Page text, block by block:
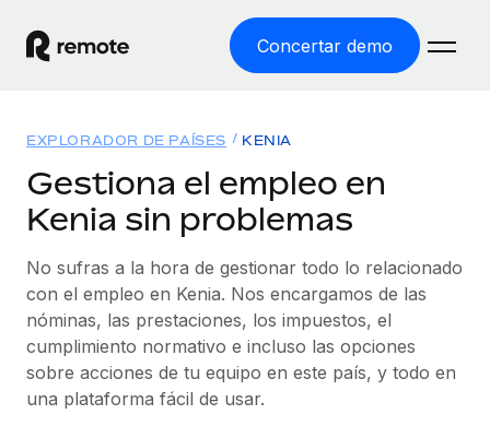
Concertar demo
EMPLEO GLOBAL
Nómina global
Gestiona las nóminas de forma sencilla y conforme a la
legalidad.
Employer of Record
Expándete en todo el mundo sin gastar en entidades.
Soluciones
COBERTURA MUNDIAL
Explorador de países
Consulta el soporte del empleo global según el país.
Explorador estatal de EE. UU.
Simplifica la contratación en todos los estados de EE.
Recursos
HERRAMIENTAS Y CALCULADORAS
Calculadora del riesgo de clasificación errónea
Consulta el riesgo de clasificación errónea por país.
Precios
EXPLORADOR DE PAÍSES KENIA
Gestiona el empleo en
Kenia sin problemas
No sufras a la hora de gestionar todo lo relacionado
con el empleo en Kenia. Nos encargamos de las
nóminas, las prestaciones, los impuestos, el
cumplimiento normativo e incluso las opciones
sobre acciones de tu equipo en este país, y todo en
una plataforma fácil de usar.